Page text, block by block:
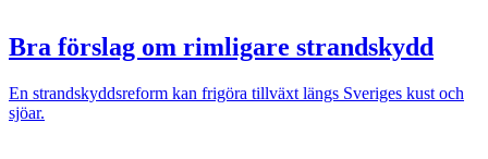
Bra förslag om rimligare strandskydd
En strandskyddsreform kan frigöra tillväxt längs Sveriges kust och
sjöar.